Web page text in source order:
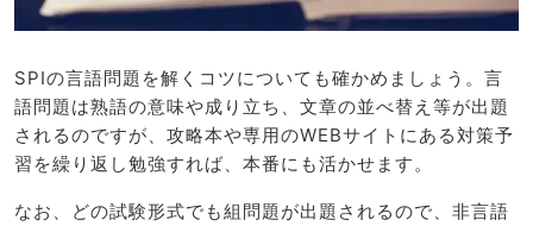
SPIの言語問題を解くコツについても確かめましょう。言
語問題は熟語の意味や成り立ち、文章の並べ替え等が出題
されるのですが、攻略本や専用のWEBサイトにある対策予
習を繰り返し勉強すれば、本番にも活かせます。
なお、どの試験形式でも組問題が出題されるので、非言語